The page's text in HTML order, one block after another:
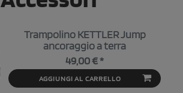
Trampolino KETTLER Jump
ancoraggio a terra
49,00 € *
AGGIUNGI AL CARRELLO